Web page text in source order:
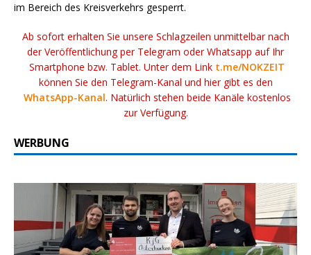
im Bereich des Kreisverkehrs gesperrt.
Ab sofort erhalten Sie unsere Schlagzeilen unmittelbar nach
der Veröffentlichung per Telegram oder Whatsapp auf Ihr
Smartphone bzw. Tablet. Unter dem Link t.me/NOKZEIT
können Sie den Telegram-Kanal und hier gibt es den
WhatsApp-Kanal. Natürlich stehen beide Kanäle kostenlos
zur Verfügung.
WERBUNG